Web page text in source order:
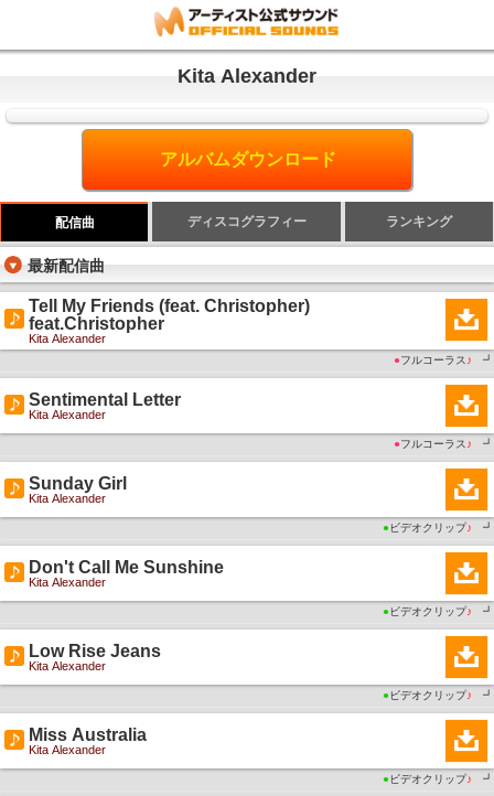
Kita Alexander
アルバムダウンロード
配信曲 ディスコグラフィー ランキング
最新配信曲
Tell My Friends (feat. Christopher)
feat.Christopher
Kita Alexander
●フルコーラス ♪ ┛
Sentimental Letter
Kita Alexander
●フルコーラス ♪ ┛
Sunday Girl
Kita Alexander
● ビデオクリップ♪ ┛
Don't Call Me Sunshine
Kita Alexander
● ビデオクリップ♪ ┛
Low Rise Jeans
Kita Alexander
● ビデオクリップ♪ ┛
Miss Australia
Kita Alexander
● ビデオクリップ♪ ┛